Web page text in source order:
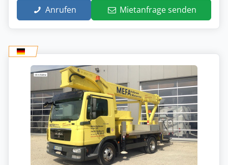
Anrufen Mietanfrage senden